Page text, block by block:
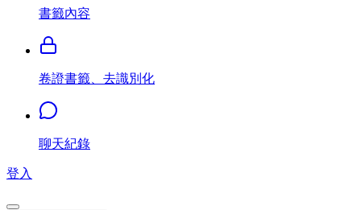
書籤內容
卷證書籤、去識別化
聊天紀錄
登入